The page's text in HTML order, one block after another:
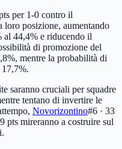
per 1-0 contro il
loro posizione, aumentando
44,4% e riducendo il
di promozione del
mentre la probabilità di
17,7%.
saranno cruciali per squadre
tentano di invertire le
Novorizontino#6 · 33
pts mireranno a costruire sul